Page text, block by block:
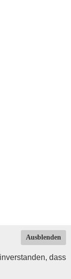
Ausblenden
dass